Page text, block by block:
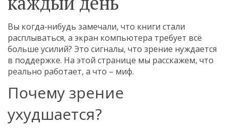
Вы когда‑нибудь замечали, что книги стали
расплываться, а экран компьютера требует всё
больше усилий? Это сигналы, что зрение нуждается
в поддержке. На этой странице мы расскажем, что
реально работает, а что – миф.
Почему зрение
ухудшается?